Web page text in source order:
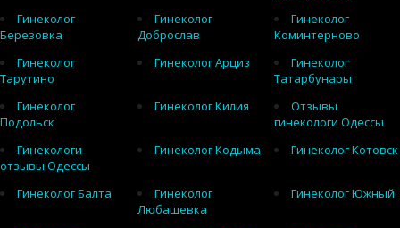
Гинеколог
Березовка
Гинеколог
Доброслав
Гинеколог
Коминтерново
Гинеколог
Тарутино
Гинеколог Арциз
Гинеколог
Татарбунары
Гинеколог
Подольск
Гинеколог Килия
Отзывы
гинекологи Одессы
Гинекологи
отзывы Одессы
Гинеколог Кодыма Гинеколог Котовск
Гинеколог Балта
Гинеколог
Любашевка
Гинеколог Южный